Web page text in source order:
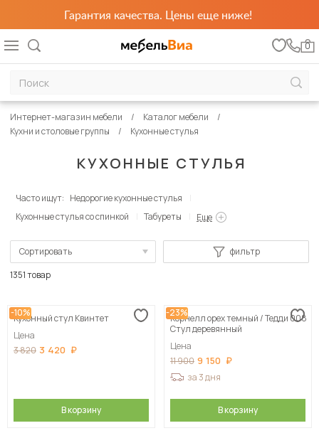
Гарантия качества. Цены еще ниже!
0
КУХОННЫЕ СТУЛЬЯ
Интернет-магазин мебели
Каталог мебели
Кухни и столовые группы
Кухонные стулья
Часто ищут: Недорогие кухонные стулья
Кухонные стулья со спинкой
Табуреты Еще
Сортировать
Сначала дорогие
фильтр
1351 товар
-10%
Кухонный стул Квинтет
Цена
3 820 3 420
В корзину
-23%
Корнелл орех темный / Тедди 008
Стул деревянный
Цена
11 900 9 150
за 3 дня
В корзину